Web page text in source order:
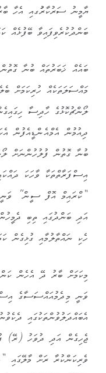
ޔާމީނު ސަރުކާރުަގއި އެހާ
ބަންދުކުރެވިފައިވާ ބޭފުޅެއް
ބައެއް ޚަބަރުތައް ބުނާ
މައްސަލަތަކެއް ހުރިކަމަށް
ލޯންޗުކޮޅުގެ ހާދިސާ
ދިއުމުން އެމްއެންޑީއެފުން
ބުނާ ގޮތުން ފުލުހުންނަށް
“ކްރައިމް އޮފް ސީން”
އަދި ބަންދުގައި ތިބި
ހެކި ނައްތާލުމާއި ގުޅިގެން
މިކަމަށް ބާރު ދޭ އެހެން
ވަނީ މިދެމުއައްސަސާގެ
އެބައްދަލުވުންތަކުގައި
ޖެހިގެން އަދި ދުވަހު (ރޭ)
ވެރިކަންކުރާ ރަށް މާލޭގައި